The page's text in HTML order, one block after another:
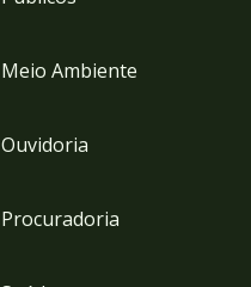
Meio Ambiente
Ouvidoria
Procuradoria